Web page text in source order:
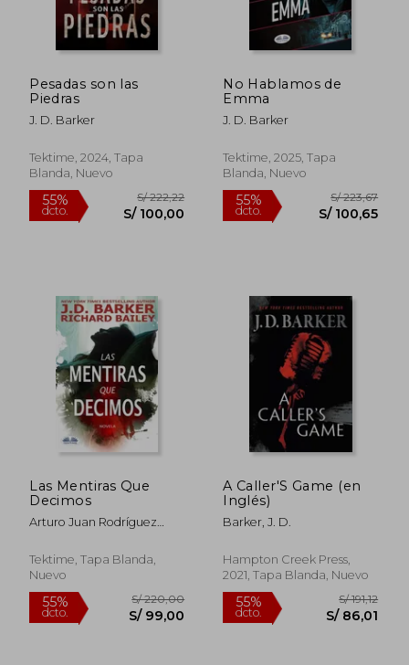
55%
dcto. S/ 52,41
55%
dcto.
Pesadas son las
Piedras
J. D. Barker
Tektime, 2024, Tapa
Blanda, Nuevo
No Hablamos de
Emma
J. D. Barker
Tektime, 2025, Tapa
Blanda, Nuevo
Las Mentiras Que
Decimos
Arturo Juan Rodríguez
Tektime, Tapa Blanda,
Nuevo
A Caller'S Game (en
Inglés)
Barker, J. D.
Hampton Creek Press,
2021, Tapa Blanda, Nuevo